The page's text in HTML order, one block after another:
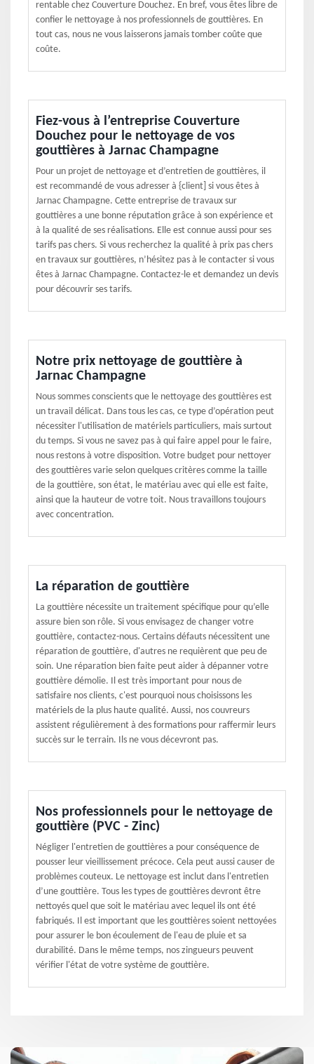
rentable chez Couverture Douchez. En bref, vous êtes libre de
confier le nettoyage à nos professionnels de gouttières. En
tout cas, nous ne vous laisserons jamais tomber coûte que
coûte.
Fiez-vous à l’entreprise Couverture
Douchez pour le nettoyage de vos
gouttières à Jarnac Champagne
Pour un projet de nettoyage et d’entretien de gouttières, il
est recommandé de vous adresser à {client] si vous êtes à
Jarnac Champagne. Cette entreprise de travaux sur
gouttières a une bonne réputation grâce à son expérience et
à la qualité de ses réalisations. Elle est connue aussi pour ses
tarifs pas chers. Si vous recherchez la qualité à prix pas chers
en travaux sur gouttières, n’hésitez pas à le contacter si vous
êtes à Jarnac Champagne. Contactez-le et demandez un devis
pour découvrir ses tarifs.
Notre prix nettoyage de gouttière à
Jarnac Champagne
Nous sommes conscients que le nettoyage des gouttières est
un travail délicat. Dans tous les cas, ce type d’opération peut
nécessiter l'utilisation de matériels particuliers, mais surtout
du temps. Si vous ne savez pas à qui faire appel pour le faire,
nous restons à votre disposition. Votre budget pour nettoyer
des gouttières varie selon quelques critères comme la taille
de la gouttière, son état, le matériau avec qui elle est faite,
ainsi que la hauteur de votre toit. Nous travaillons toujours
avec concentration.
La réparation de gouttière
La gouttière nécessite un traitement spécifique pour qu’elle
assure bien son rôle. Si vous envisagez de changer votre
gouttière, contactez-nous. Certains défauts nécessitent une
réparation de gouttière, d'autres ne requièrent que peu de
soin. Une réparation bien faite peut aider à dépanner votre
gouttière démolie. Il est très important pour nous de
satisfaire nos clients, c'est pourquoi nous choisissons les
matériels de la plus haute qualité. Aussi, nos couvreurs
assistent régulièrement à des formations pour raffermir leurs
succès sur le terrain. Ils ne vous décevront pas.
Nos professionnels pour le nettoyage de
gouttière (PVC - Zinc)
Négliger l'entretien de gouttières a pour conséquence de
pousser leur vieillissement précoce. Cela peut aussi causer de
problèmes couteux. Le nettoyage est inclut dans l'entretien
d’une gouttière. Tous les types de gouttières devront être
nettoyés quel que soit le matériau avec lequel ils ont été
fabriqués. Il est important que les gouttières soient nettoyées
pour assurer le bon écoulement de l'eau de pluie et sa
durabilité. Dans le même temps, nos zingueurs peuvent
vérifier l'état de votre système de gouttière.